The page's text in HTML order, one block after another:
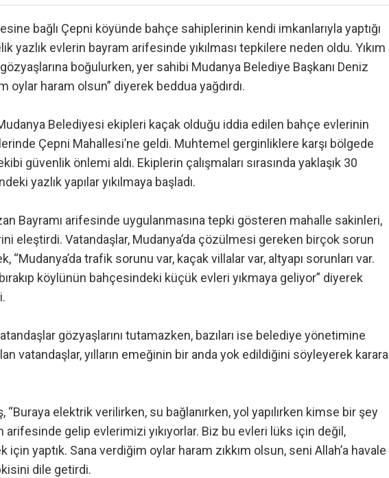
bağlı Çepni köyünde bahçe sahiplerinin kendi imkanlarıyla yaptığı
yazlık evlerin bayram arifesinde yıkılması tepkilere neden oldu. Yıkım
boğulurken, yer sahibi Mudanya Belediye Başkanı Deniz
oylar haram olsun” diyerek beddua yağdırdı.
Belediyesi ekipleri kaçak olduğu iddia edilen bahçe evlerinin
Çepni Mahallesi’ne geldi. Muhtemel gerginliklere karşı bölgede
güvenlik önlemi aldı. Ekiplerin çalışmaları sırasında yaklaşık 30
yazlık yapılar yıkılmaya başladı.
Bayramı arifesinde uygulanmasına tepki gösteren mahalle sakinleri,
eleştirdi. Vatandaşlar, Mudanya’da çözülmesi gereken birçok sorun
“Mudanya’da trafik sorunu var, kaçak villalar var, altyapı sorunları var.
köylünün bahçesindeki küçük evleri yıkmaya geliyor” diyerek
gözyaşlarını tutamazken, bazıları ise belediye yönetimine
vatandaşlar, yılların emeğinin bir anda yok edildiğini söyleyerek karara
“Buraya elektrik verilirken, su bağlanırken, yol yapılırken kimse bir şey
arifesinde gelip evlerimizi yıkıyorlar. Biz bu evleri lüks için değil,
yaptık. Sana verdiğim oylar haram zıkkım olsun, seni Allah’a havale
dile getirdi.